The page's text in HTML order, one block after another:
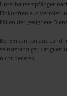
Unterhaltsempfänger
Einkünften aus
Fällen der geeignete
Bei Einkünften aus
selbstständiger Tätigkeit
nicht beraten.